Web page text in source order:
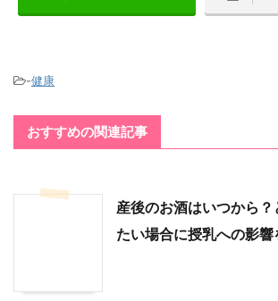
-健康
おすすめの関連記事
産後のお酒はいつから
たい場合に授乳への影